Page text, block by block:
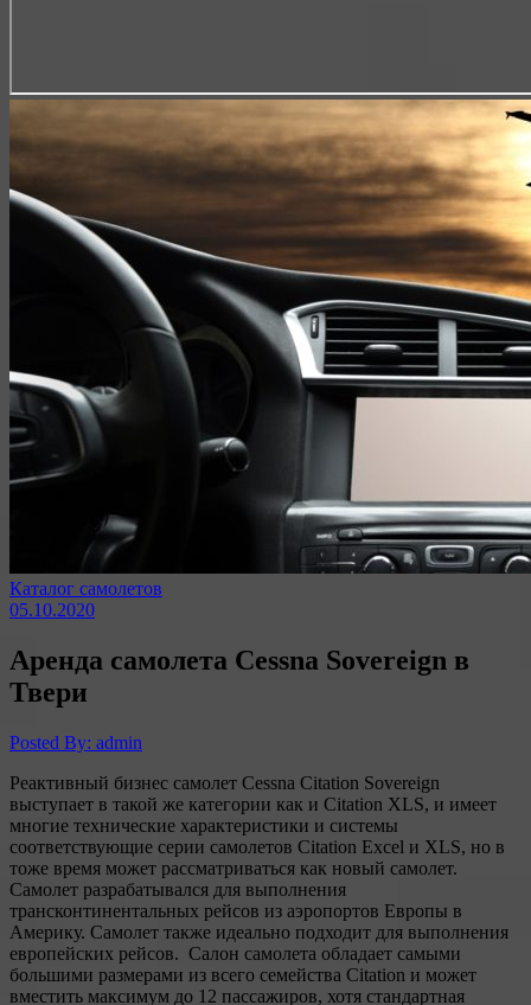
Каталог самолетов
05.10.2020
Аренда самолета Cessna Sovereign в
Твери
Posted By: admin
Реактивный бизнес самолет Cessna Citation Sovereign
выступает в такой же категории как и Сitation XLS, и имеет
многие технические характеристики и системы
соответствующие серии самолетов Сitation Excel и XLS, но в
тоже время может рассматриваться как новый самолет.
Самолет разрабатывался для выполнения
трансконтинентальных рейсов из аэропортов Европы в
Америку. Самолет также идеально подходит для выполнения
европейских рейсов. Салон самолета обладает самыми
большими размерами из всего семейства Citation и может
вместить максимум до 12 пассажиров, хотя стандартная